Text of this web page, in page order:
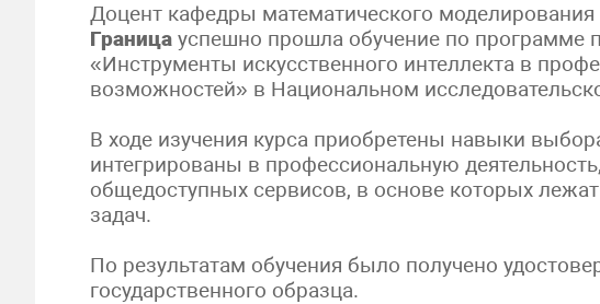
Доцент кафедры математического
Граница успешно прошла обучение по программе
«Инструменты искусственного интеллекта в
возможностей» в Национальном
В ходе изучения курса приобретены навыки
интегрированы в профессиональную
общедоступных сервисов, в основе которых
задач.
По результатам обучения было получено
государственного образца.